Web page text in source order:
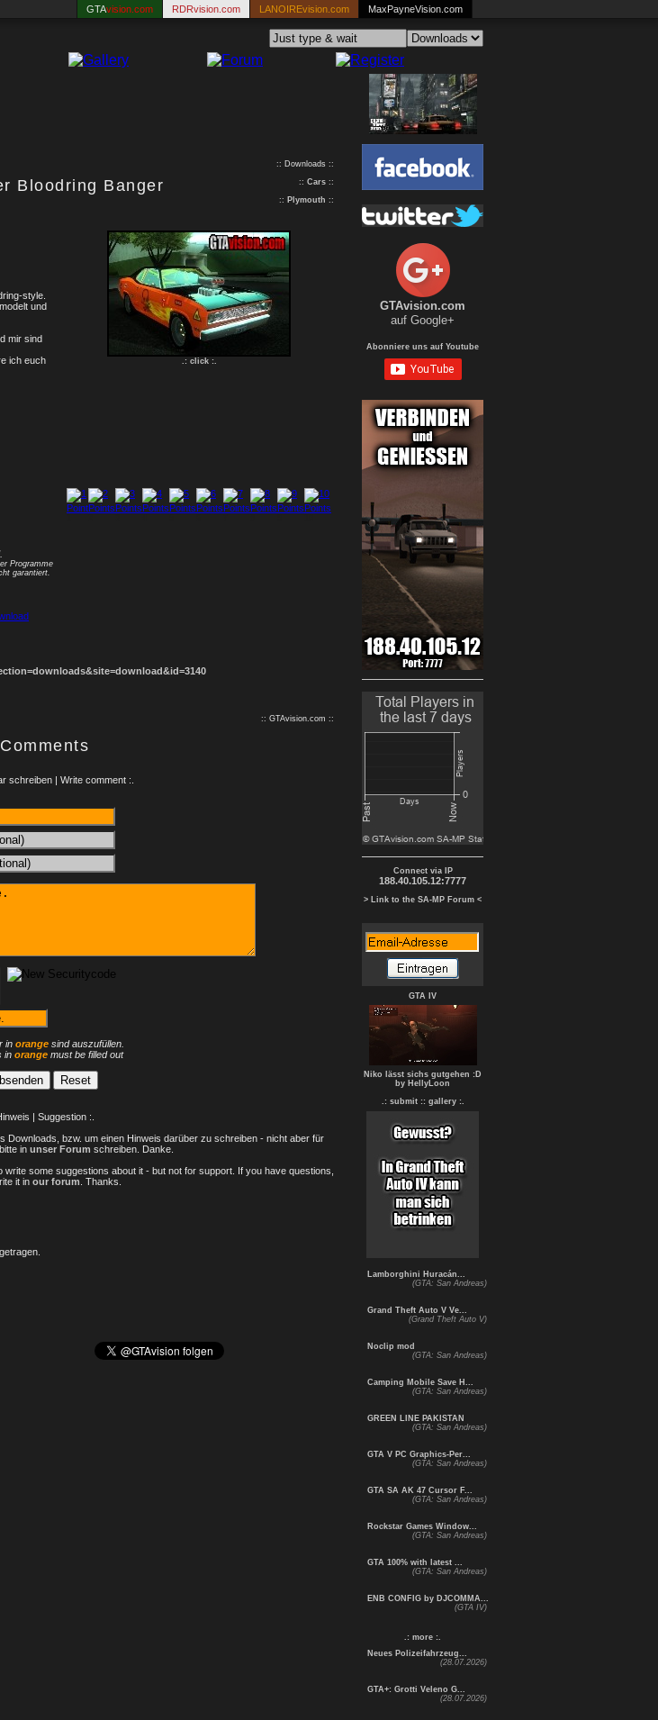
GTAvision.com RDRvision.com LANOIREvision.com MaxPayneVision.com
Bloodring Banger
:: Downloads ::
:: Cars ::
:: Plymouth ::
.: click :.
style.
und
mir sind
ich euch
Programme
garantiert.
:: GTAvision.com ::
Comments
schreiben | Write comment :.
in orange sind auszufüllen.
in orangemust be filled out
| Suggestion :.
Downloads, bzw. um einen Hinweis darüber zu schreiben - nicht aber für
in unser Forum schreiben. Danke.
some suggestions about it - but not for support. If you have questions,
it in our forum . Thanks.
GTAvision.com
auf Google+
Abonniere uns auf Youtube
Connect via IP
188.40.105.12:7777
> Link to the SA-MP Forum <
GTA IV
Niko lässt sichs gutgehen :D
by HellyLoon
.: submit : : gallery :.
Lamborghini Huracán...
(GTA: San Andreas)
Grand Theft Auto V Ve...
(Grand Theft Auto V)
Noclip mod
(GTA: San Andreas)
Camping Mobile Save H...
(GTA: San Andreas)
GREEN LINE PAKISTAN
(GTA: San Andreas)
GTA V PC Graphics-Per...
(GTA: San Andreas)
GTA SA AK 47 Cursor F...
(GTA: San Andreas)
Rockstar Games Window...
(GTA: San Andreas)
GTA 100% with latest ...
(GTA: San Andreas)
ENB CONFIG by DJCOMMA...
(GTA IV)
.: more :.
Neues Polizeifahrzeug...
(28.07.2026)
GTA+: Grotti Veleno G...
(28.07.2026)